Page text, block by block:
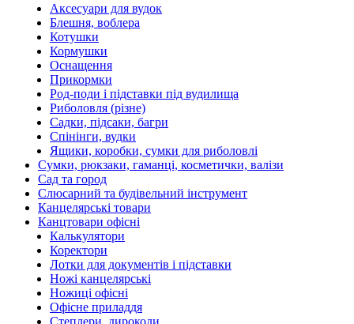
Аксесуари для вудок
Блешня, воблера
Котушки
Кормушки
Оснащення
Прикормки
Род-поди і підставки під вудилища
Риболовля (різне)
Садки, підсаки, багри
Спінінги, вудки
Ящики, коробки, сумки для риболовлі
Сумки, рюкзаки, гаманці, косметички, валізи
Сад та город
Слюсарний та будівельний інструмент
Канцелярські товари
Канцтовари офісні
Калькулятори
Коректори
Лотки для документів і підставки
Ножі канцелярські
Ножиці офісні
Офісне приладдя
Степлери, дироколи